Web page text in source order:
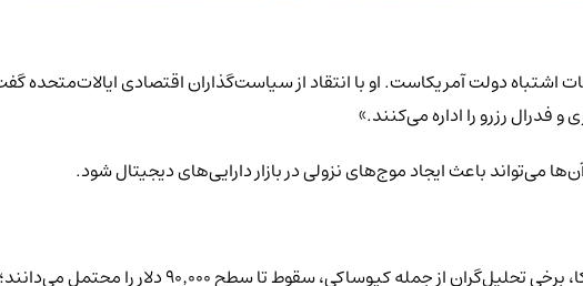
اشتباه دولت آمریکاست. او با انتقاد از سیاست‌گذاران اقتصادی ایالات‌متحده
فدرال رزرو را اداره می‌کنند.»
می‌تواند باعث ایجاد موج‌های نزولی در بازار دارایی‌های دیجیتال شود.
با توجه به سابقه تاریخی عملکرد بیت‌کوین در مرداد و فضای ناآرام